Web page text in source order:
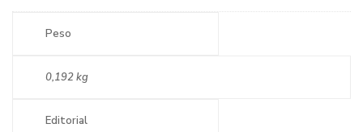
Peso
0,192 kg
Editorial